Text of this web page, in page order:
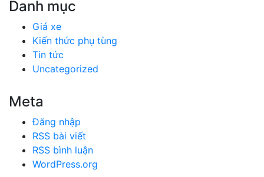
Danh mục
Giá xe
Kiến thức phụ tùng
Tin tức
Uncategorized
Meta
Đăng nhập
RSS bài viết
RSS bình luận
WordPress.org